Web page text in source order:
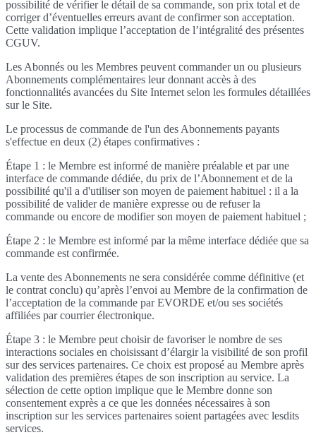
possibilité de vérifier le détail de sa commande, son prix total et de
corriger d’éventuelles erreurs avant de confirmer son acceptation.
Cette validation implique l’acceptation de l’intégralité des présentes
CGUV.
Les Abonnés ou les Membres peuvent commander un ou plusieurs
Abonnements complémentaires leur donnant accès à des
fonctionnalités avancées du Site Internet selon les formules détaillées
sur le Site.
Le processus de commande de l'un des Abonnements payants
s'effectue en deux (2) étapes confirmatives :
Étape 1 : le Membre est informé de manière préalable et par une
interface de commande dédiée, du prix de l’Abonnement et de la
possibilité qu'il a d'utiliser son moyen de paiement habituel : il a la
possibilité de valider de manière expresse ou de refuser la
commande ou encore de modifier son moyen de paiement habituel ;
Étape 2 : le Membre est informé par la même interface dédiée que sa
commande est confirmée.
La vente des Abonnements ne sera considérée comme définitive (et
le contrat conclu) qu’après l’envoi au Membre de la confirmation de
l’acceptation de la commande par EVORDE et/ou ses sociétés
affiliées par courrier électronique.
Étape 3 : le Membre peut choisir de favoriser le nombre de ses
interactions sociales en choisissant d’élargir la visibilité de son profil
sur des services partenaires. Ce choix est proposé au Membre après
validation des premières étapes de son inscription au service. La
sélection de cette option implique que le Membre donne son
consentement exprès a ce que les données nécessaires à son
inscription sur les services partenaires soient partagées avec lesdits
services.